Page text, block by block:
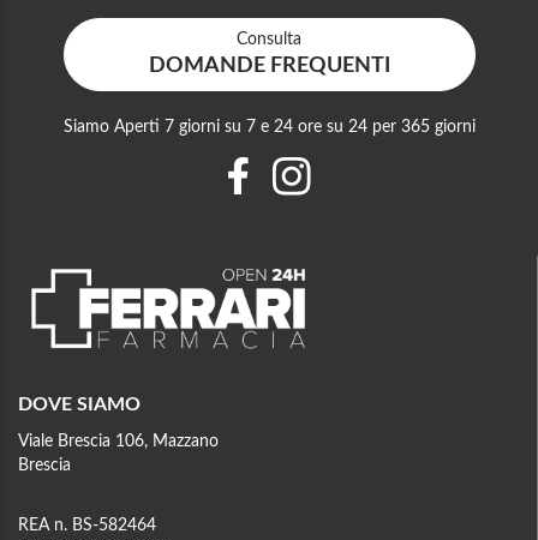
DOVE SIAMO
Viale Brescia 106, Mazzano
Brescia
REA n. BS-582464
Consulta
DOMANDE FREQUENTI
Siamo Aperti 7 giorni su 7 e 24 ore su 24 per 365 giorni